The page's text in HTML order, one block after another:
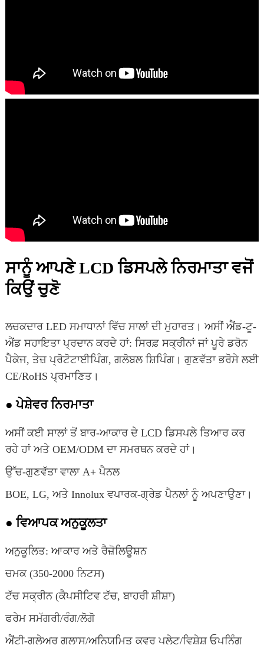
ਸਾਨੂੰ ਆਪਣੇ LCD ਡਿਸਪਲੇ ਨਿਰਮਾਤਾ ਵਜੋਂ
ਕਿਉਂ ਚੁਣੋ
ਲਚਕਦਾਰ LED ਸਮਾਧਾਨਾਂ ਵਿੱਚ ਸਾਲਾਂ ਦੀ ਮੁਹਾਰਤ। ਅਸੀਂ ਐਂਡ-ਟੂ-
ਐਂਡ ਸਹਾਇਤਾ ਪ੍ਰਦਾਨ ਕਰਦੇ ਹਾਂ: ਸਿਰਫ਼ ਸਕ੍ਰੀਨਾਂ ਜਾਂ ਪੂਰੇ ਡਰੋਨ
ਪੈਕੇਜ, ਤੇਜ਼ ਪ੍ਰੋਟੋਟਾਈਪਿੰਗ, ਗਲੋਬਲ ਸ਼ਿਪਿੰਗ। ਗੁਣਵੱਤਾ ਭਰੋਸੇ ਲਈ
CE/RoHS ਪ੍ਰਮਾਣਿਤ।
● ਪੇਸ਼ੇਵਰ ਨਿਰਮਾਤਾ
ਅਸੀਂ ਕਈ ਸਾਲਾਂ ਤੋਂ ਬਾਰ-ਆਕਾਰ ਦੇ LCD ਡਿਸਪਲੇ ਤਿਆਰ ਕਰ
ਰਹੇ ਹਾਂ ਅਤੇ OEM/ODM ਦਾ ਸਮਰਥਨ ਕਰਦੇ ਹਾਂ।
ਉੱਚ-ਗੁਣਵੱਤਾ ਵਾਲਾ A+ ਪੈਨਲ
BOE, LG, ਅਤੇ Innolux ਵਪਾਰਕ-ਗ੍ਰੇਡ ਪੈਨਲਾਂ ਨੂੰ ਅਪਣਾਉਣਾ।
● ਵਿਆਪਕ ਅਨੁਕੂਲਤਾ
ਅਨੁਕੂਲਿਤ: ਆਕਾਰ ਅਤੇ ਰੈਜ਼ੋਲਿਊਸ਼ਨ
ਚਮਕ (350-2000 ਨਿਟਸ)
ਟੱਚ ਸਕ੍ਰੀਨ (ਕੈਪਸੀਟਿਵ ਟੱਚ, ਬਾਹਰੀ ਸ਼ੀਸ਼ਾ)
ਫਰੇਮ ਸਮੱਗਰੀ/ਰੰਗ/ਲੋਗੋ
ਐਂਟੀ-ਗਲੇਅਰ ਗਲਾਸ/ਅਨਿਯਮਿਤ ਕਵਰ ਪਲੇਟ/ਵਿਸ਼ੇਸ਼ ਓਪਨਿੰਗ